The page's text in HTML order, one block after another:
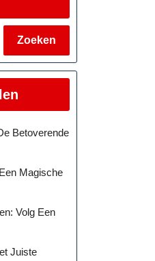
Zoeken
Betoverende
Magische
Volg Een
Juiste